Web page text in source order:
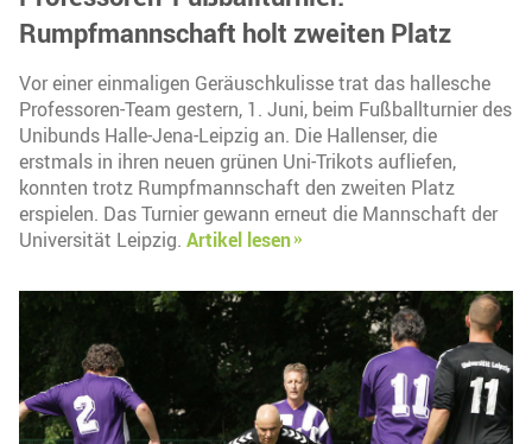
Rumpfmannschaft holt zweiten Platz
Vor einer einmaligen Geräuschkulisse trat das hallesche
Professoren-Team gestern, 1. Juni, beim Fußballturnier des
Unibunds Halle-Jena-Leipzig an. Die Hallenser, die
erstmals in ihren neuen grünen Uni-Trikots aufliefen,
konnten trotz Rumpfmannschaft den zweiten Platz
erspielen. Das Turnier gewann erneut die Mannschaft der
Universität Leipzig. Artikel lesen